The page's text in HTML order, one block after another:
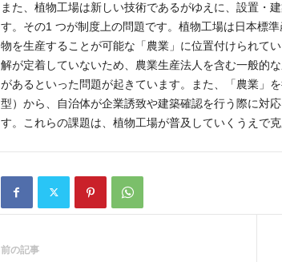
また、植物工場は新しい技術であるがゆえに、設置・
す。その1 つが制度上の問題です。植物工場は日本標
物を生産することが可能な「農業」に位置付けられて
解が定着していないため、農業生産法人を含む一般的
があるといった問題が起きています。また、「農業」
型）から、自治体が企業誘致や建築確認を行う際に対
す。これらの課題は、植物工場が普及していくうえで
前の記事